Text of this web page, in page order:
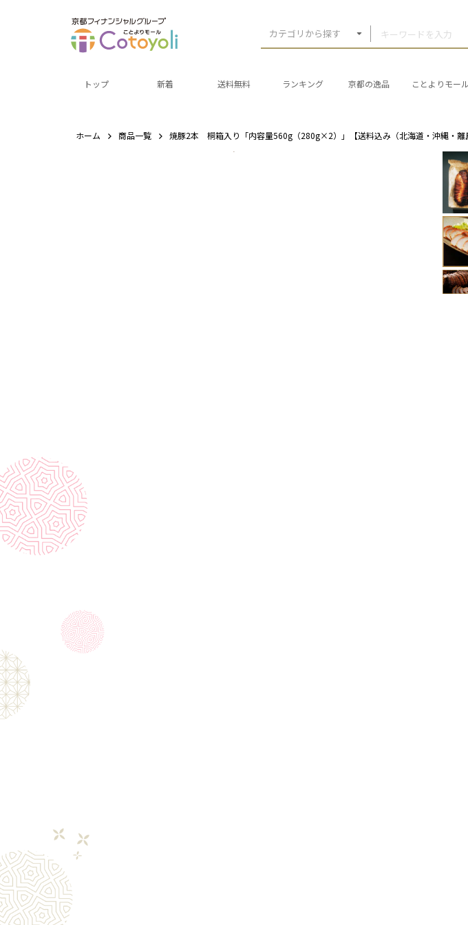
カテゴリから探す
トップ 新着 送料無料 ランキング 京都の逸品 ことよりモー
ホーム 商品一覧 焼豚2本 桐箱入り「内容量560g（280g×2）」【送料込み（北海道・沖縄・離